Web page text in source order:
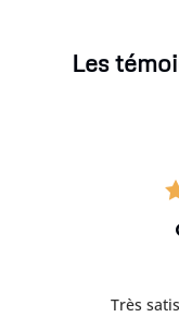
Les
Très